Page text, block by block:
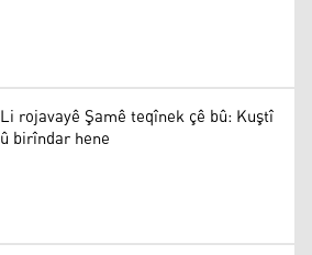
Li rojavayê Şamê teqînek çê bû: Kuştî
û birîndar hene